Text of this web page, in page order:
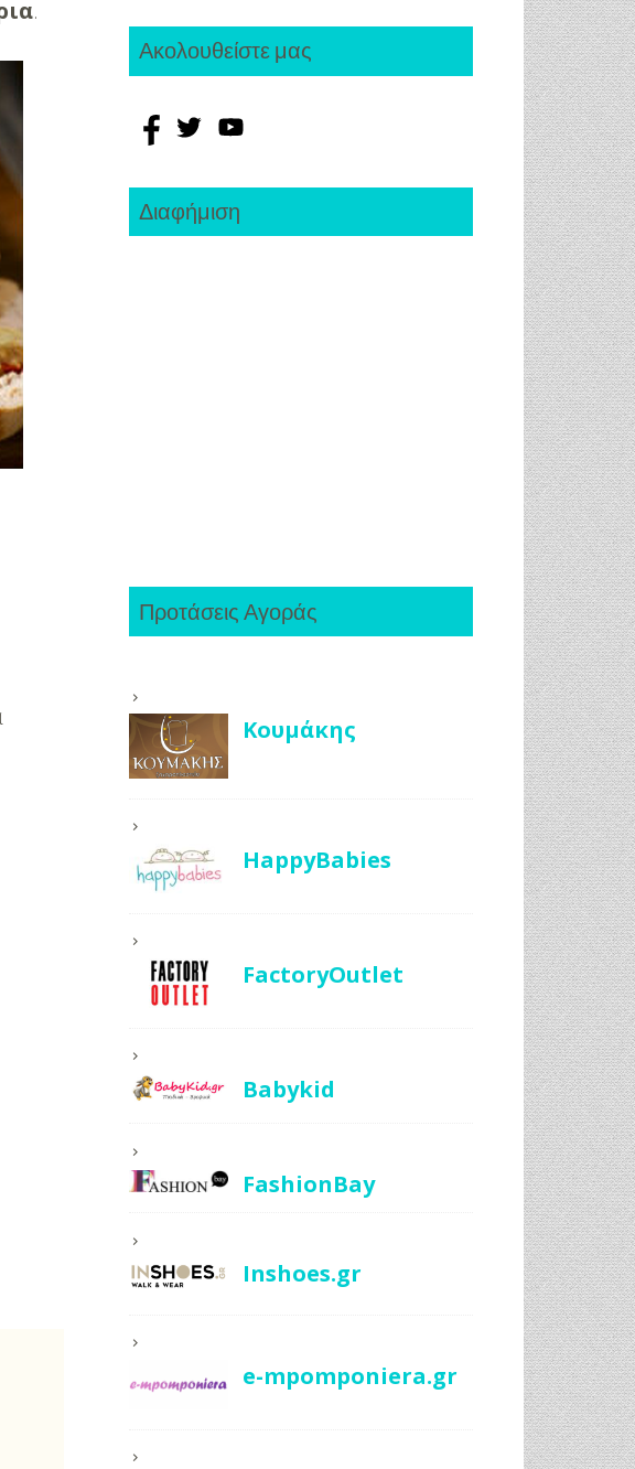
.
Ακολουθείστε μας
Διαφήμιση
Προτάσεις Αγοράς
Κουμάκης
HappyBabies
FactoryOutlet
Babykid
FashionBay
Inshoes.gr
e-mpomponiera.gr